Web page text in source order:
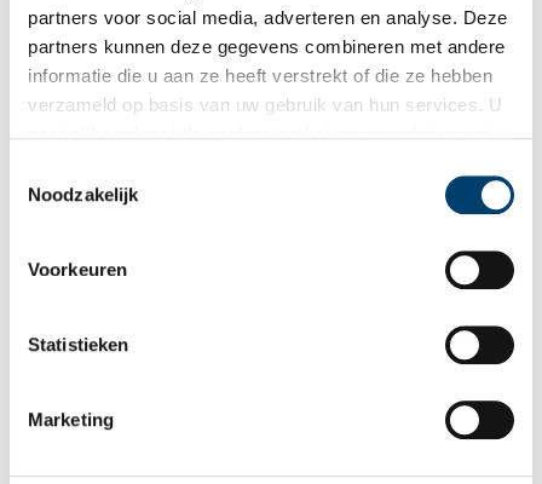
partners voor social media, adverteren en analyse. Deze
partners kunnen deze gegevens combineren met andere
informatie die u aan ze heeft verstrekt of die ze hebben
verzameld op basis van uw gebruik van hun services. U
Noodzakelijk
Voorkeuren
Statistieken
Marketing
Tien verdwenen pretparken
De eendenboeten op De Haukes